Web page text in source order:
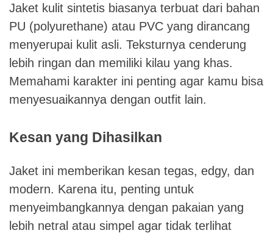
Jaket kulit sintetis biasanya terbuat dari bahan
PU (polyurethane) atau PVC yang dirancang
menyerupai kulit asli. Teksturnya cenderung
lebih ringan dan memiliki kilau yang khas.
Memahami karakter ini penting agar kamu bisa
menyesuaikannya dengan outfit lain.
Kesan yang Dihasilkan
Jaket ini memberikan kesan tegas, edgy, dan
modern. Karena itu, penting untuk
menyeimbangkannya dengan pakaian yang
lebih netral atau simpel agar tidak terlihat